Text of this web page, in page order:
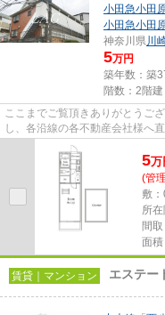
小田急小田
小田急小田
神奈川県川
5万円
築年数：築
階数：2階建
ここまでご覧頂きありがとうご
し、各沿線の各不動産会社様へ
しております！最新の情報は...
5万
(管
敷
所
間
面
賃貸｜マンション エステー